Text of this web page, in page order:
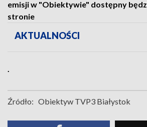
emisji w "Obiektywie" dostępny
stronie
AKTUALNOŚCI
.
Źródło: Obiektyw TVP3 Białystok